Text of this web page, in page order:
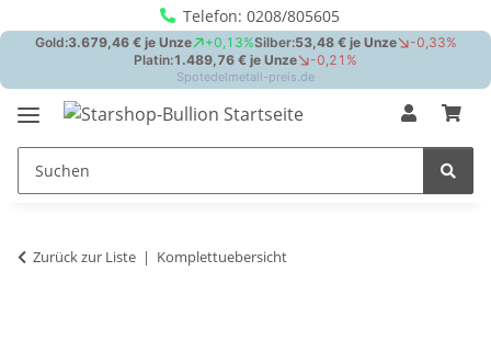
Telefon: 0208/805605
Zurück zur Liste Komplettuebersicht